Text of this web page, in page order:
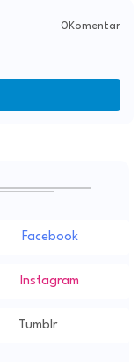
0Komentar
Facebook
Instagram
Tumblr